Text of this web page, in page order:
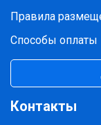
Правила
Способы оплаты
Контакты